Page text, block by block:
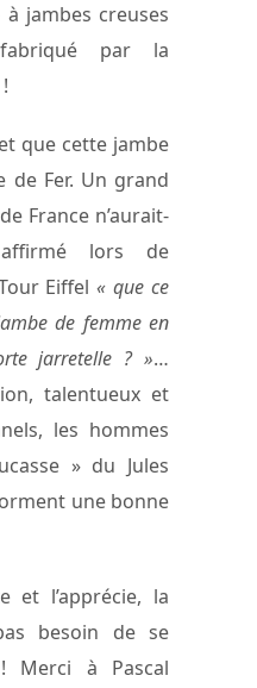
jambes creuses
par la
!
que cette jambe
de Fer. Un grand
France n’aurait-
lors de
Eiffel« que ce
de femme en
jarretelle ? »…
talentueux et
les hommes
» du Jules
une bonne
et l’apprécie, la
besoin de se
Merci à Pascal